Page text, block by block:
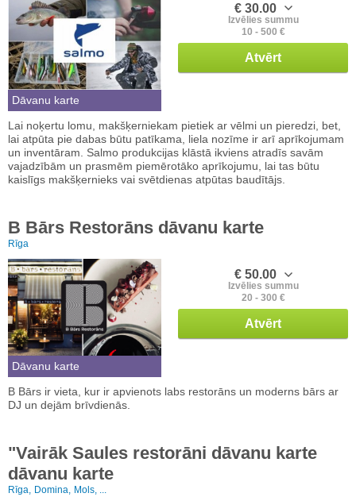
Dāvanu karte
€ 30.00
Izvēlies summu
10 - 500 €
Atvērt
Lai noķertu lomu, makšķerniekam pietiek ar vēlmi un pieredzi, bet,
lai atpūta pie dabas būtu patīkama, liela nozīme ir arī aprīkojumam
un inventāram. Salmo produkcijas klāstā ikviens atradīs savām
vajadzībām un prasmēm piemērotāko aprīkojumu, lai tas būtu
kaislīgs makšķernieks vai svētdienas atpūtas baudītājs.
B Bārs Restorāns dāvanu karte
Rīga
Dāvanu karte
€ 50.00
Izvēlies summu
20 - 300 €
Atvērt
B Bārs ir vieta, kur ir apvienots labs restorāns un moderns bārs ar
DJ un dejām brīvdienās.
"Vairāk Saules restorāni dāvanu karte
dāvanu karte
Rīga, Domina, Mols, ...